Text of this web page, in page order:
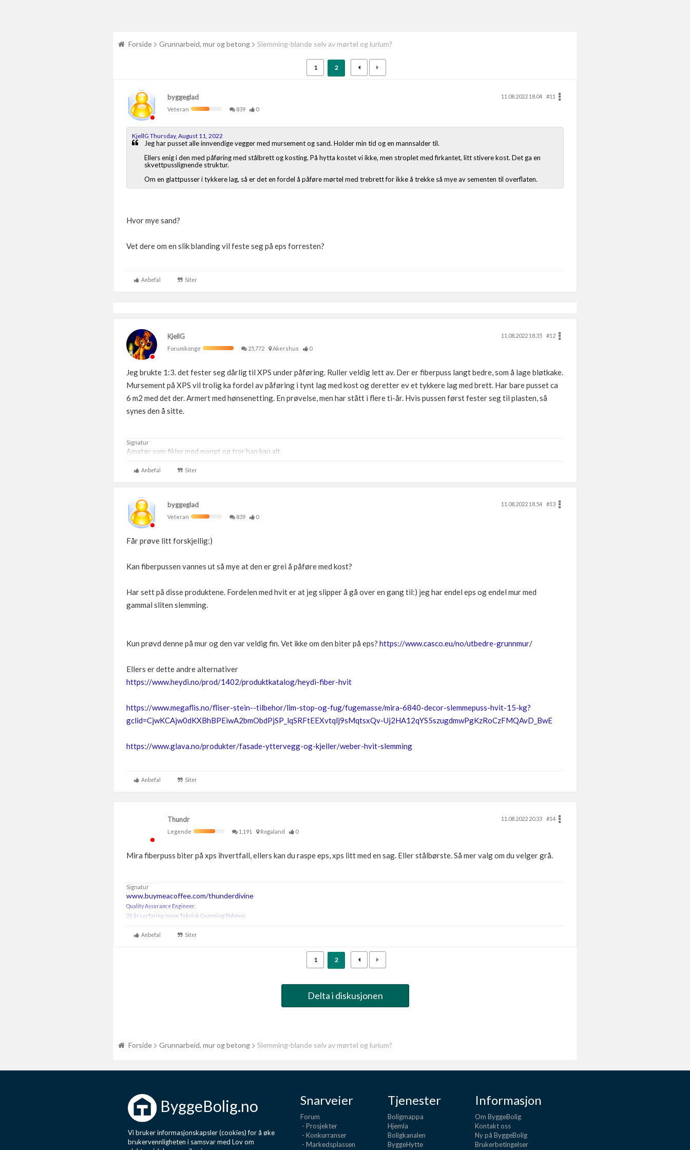
Forside Grunnarbeid, mur og betong Slemming-blande selv av mørtel og lurium?
1 2
byggeglad 11.08.2022 18.04
#11
Veteran
839 0
KjellG Thursday, August 11, 2022
Jeg har pusset alle innvendige vegger med mursement og sand. Holder min tid og en mannsalder til.
Ellers enig i den med påføring med stålbrett og kosting. På hytta kostet vi ikke, men stroplet med firkantet, litt stivere kost. Det ga en
skvettpusslignende struktur.
Om en glattpusser i tykkere lag, så er det en fordel å påføre mørtel med trebrett for ikke å trekke så mye av sementen til overflaten.
Hvor mye sand?
Vet dere om en slik blanding vil feste seg på eps forresten?
Anbefal Siter
KjellG 11.08.2022 18.35
#12
Forumkonge
25,772 Akershus 0
Jeg brukte 1:3. det fester seg dårlig til XPS under påføring. Ruller veldig lett av. Der er fiberpuss langt bedre, som å lage bløtkake.
Mursement på XPS vil trolig ka fordel av påføring i tynt lag med kost og deretter ev et tykkere lag med brett. Har bare pusset ca
6 m2 med det der. Armert med hønsenetting. En prøvelse, men har stått i flere ti-år. Hvis pussen først fester seg til plasten, så
synes den å sitte.
Signatur
Amatør som fikler med mangt og tror han kan alt.
Anbefal Siter
byggeglad 11.08.2022 18.54
#13
Veteran
839 0
Får prøve litt forskjellig:)
Kan fiberpussen vannes ut så mye at den er grei å påføre med kost?
Har sett på disse produktene. Fordelen med hvit er at jeg slipper å gå over en gang til:) jeg har endel eps og endel mur med
gammal sliten slemming.
Kun prøvd denne på mur og den var veldig fin. Vet ikke om den biter på eps? https://www.casco.eu/no/utbedre-grunnmur/
Ellers er dette andre alternativer
https://www.heydi.no/prod/1402/produktkatalog/heydi-fiber-hvit
https://www.megaflis.no/fliser-stein--tilbehor/lim-stop-og-fug/fugemasse/mira-6840-decor-slemmepuss-hvit-15-kg?
gclid=CjwKCAjw0dKXBhBPEiwA2bmObdPjSP_lqSRFtEEXvtqlj9sMqtsxQv-Uj2HA12qYS5szugdmwPgKzRoCzFMQAvD_BwE
https://www.glava.no/produkter/fasade-yttervegg-og-kjeller/weber-hvit-slemming
Anbefal Siter
Thundr 11.08.2022 20.33
#14
Legende
1,191 Rogaland 0
Mira fiberpuss biter på xps ihvertfall, ellers kan du raspe eps, xps litt med en sag. Eller stålbørste. Så mer valg om du velger grå.
Signatur
www.buymeacoffee.com/thunderdivine
Quality Assurance Engineer.
20 års erfaring innen Teknisk Gummi og Polymer.
Anbefal Siter
1 2
Delta i diskusjonen
Forside Grunnarbeid, mur og betong Slemming-blande selv av mørtel og lurium?
ByggeBolig.no
Vi bruker informasjonskapsler (cookies) for å øke
brukervennligheten i samsvar med Lov om
Snarveier
Forum
- Prosjekter
- Konkurranser
- Markedsplassen
Tjenester
Boligmappa
Hjemla
Boligkanalen
ByggeHytte
Informasjon
Om ByggeBolig
Kontakt oss
Ny på ByggeBolig
Brukerbetingelser